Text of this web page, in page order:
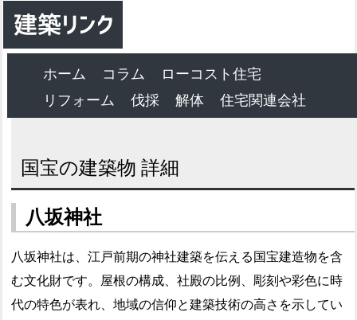
ホーム コラム
ローコスト住宅
リフォーム
伐採 解体 住宅関連会社
国宝の建築物 詳細
八坂神社
八坂神社は、江戸前期の神社建築を伝える国宝建造物を含
む文化財です。屋根の構成、社殿の比例、彫刻や彩色に時
代の特色が表れ、地域の信仰と建築技術の高さを示してい